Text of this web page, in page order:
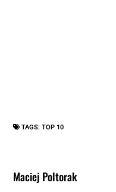
TAGS:TOP 10
Maciej Poltorak